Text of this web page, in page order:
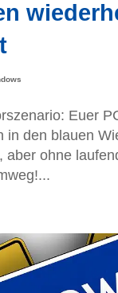
Euer
in den blauen
aber ohne